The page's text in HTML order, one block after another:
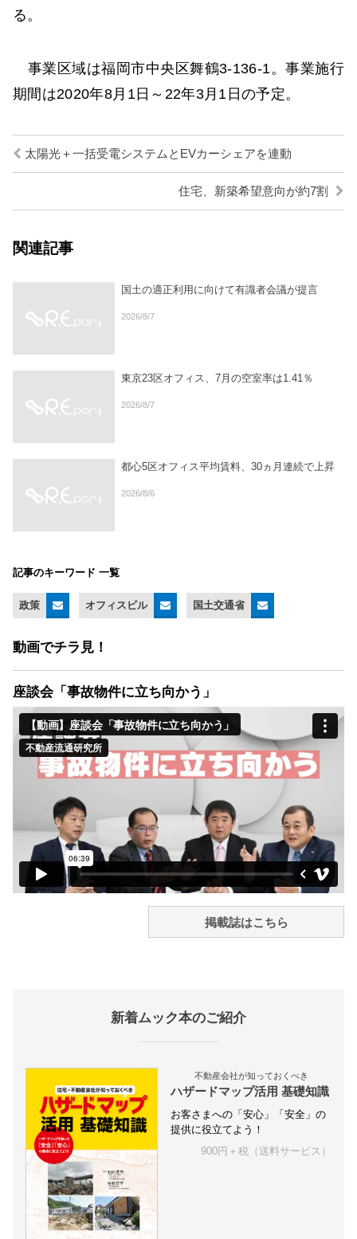
る。
事業区域は福岡市中央区舞鶴3-136-1。事業施行
期間は2020年8月1日～22年3月1日の予定。
太陽光＋一括受電システムとEVカーシェアを連動
住宅、新築希望意向が約7割
関連記事
国土の適正利用に向けて有識者会議が提言
2026/8/7
東京23区オフィス、7月の空室率は1.41％
2026/8/7
都心5区オフィス平均賃料、30ヵ月連続で上昇
2026/8/6
記事のキーワード 一覧
政策 オフィスビル 国土交通省
動画でチラ見！
座談会「事故物件に立ち向かう」
掲載誌はこちら
新着ムック本のご紹介
不動産会社が知っておくべき
ハザードマップ活用 基礎知識
お客さまへの「安心」「安全」の
提供に役立てよう！
900円＋税（送料サービス）